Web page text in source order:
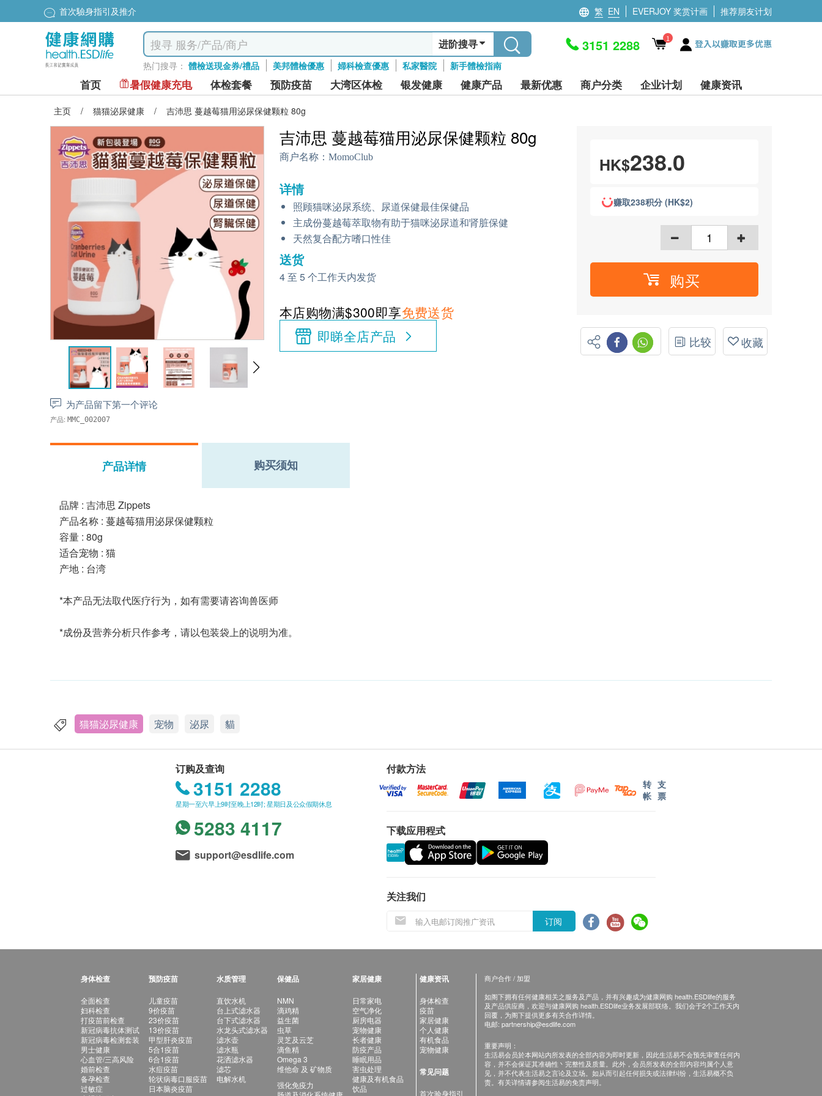
首次驗身指引及推介 繁 EN EVERJOY 奖赏计画 推荐朋友计划
进阶搜寻
热门搜寻： 體檢送現金券/禮品 美邦體檢優惠 婦科檢查優惠 私家醫院 新手體檢指南
3151 2288 1 登入以赚取更多优惠
首页 暑假健康充电 体检套餐 预防疫苗 大湾区体检 银发健康 健康产品 最新优惠 商户分类 企业计划 健康资讯
主页 / 猫猫泌尿健康 / 吉沛思 蔓越莓猫用泌尿保健颗粒 80g
为产品留下第一个评论
产品: MMC_002007
吉沛思 蔓越莓猫用泌尿保健颗粒 80g
商户名称： MomoClub
详情
照顾猫咪泌尿系统、尿道保健最佳保健品
主成份蔓越莓萃取物有助于猫咪泌尿道和肾脏保健
天然复合配方嗜口性佳
送货
4 至 5 个工作天内发货
本店购物满$300即享免费送货
即睇全店产品
HK$238.0
赚取238积分 (HK$2)
购买
比较 收藏
产品详情 购买须知
品牌 : 吉沛思 Zippets
产品名称 : 蔓越莓猫用泌尿保健颗粒
容量 : 80g
适合宠物 : 猫
产地 : 台湾
*本产品无法取代医疗行为，如有需要请咨询兽医师
*成份及营养分析只作参考，请以包装袋上的说明为准。
猫猫泌尿健康 宠物 泌尿 貓
订购及查询
3151 2288
星期一至六早上9时至晚上12时; 星期日及公众假期休息
5283 4117
support@esdlife.com
付款方法
转
帐
支
票
下载应用程式
关注我们
订阅
身体检查
全面检查
妇科检查
打疫苗前检查
新冠病毒抗体测试
新冠病毒检测套装
男士健康
心血管/三高风险
婚前检查
备孕检查
过敏症
预防疫苗
儿童疫苗
9价疫苗
23价疫苗
13价疫苗
甲型肝炎疫苗
5合1疫苗
6合1疫苗
水痘疫苗
轮状病毒口服疫苗
日本脑炎疫苗
水质管理
直饮水机
台上式滤水器
台下式滤水器
水龙头式滤水器
滤水壶
滤水瓶
花洒滤水器
滤芯
电解水机
保健品
NMN
滴鸡精
益生菌
虫草
灵芝及云芝
滴鱼精
Omega 3
维他命 及 矿物质
强化免疫力
家居健康
日常家电
空气净化
厨房电器
宠物健康
长者健康
防疫产品
睡眠用品
害虫处理
健康及有机食品
饮品
健康资讯
身体检查
疫苗
家居健康
个人健康
有机食品
宠物健康
常见问题
首次验身指引
商户合作 / 加盟
如阁下拥有任何健康相关之服务及产品，并有兴趣成为健康网购 health.ESDlife的服务
及产品供应商，欢迎与健康网购 health.ESDlife业务发展部联络。我们会于2个工作天内
回覆，为阁下提供更多有关合作详情。
电邮: partnership@esdlife.com
重要声明：
生活易会员於本网站内所发表的全部内容为即时更新，因此生活易不会预先审查任何内
容，并不会保证其准确性丶完整性及质量。此外，会员所发表的全部内容均属个人意
见，并不代表生活易之言论及立场。如从而引起任何损失或法律纠纷，生活易概不负
责。有关详情请参阅生活易的免责声明。